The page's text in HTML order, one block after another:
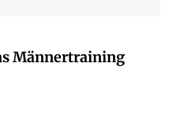
Männertraining